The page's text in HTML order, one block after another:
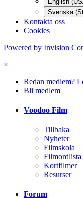
Videoredigering
dvd kopiering
Svenska
Kontakta oss
Powered by Invision
Redan medlem?
Bli medlem
Voodoo Film